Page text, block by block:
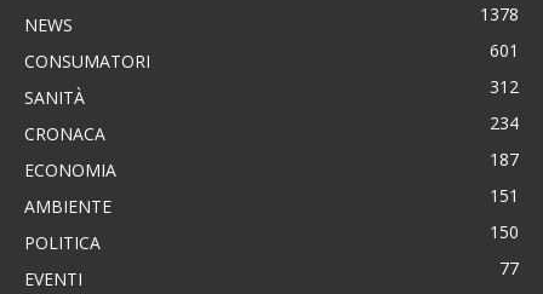
NEWS 1378
CONSUMATORI 601
SANITÀ 312
CRONACA 234
ECONOMIA 187
AMBIENTE 151
POLITICA 150
EVENTI
77